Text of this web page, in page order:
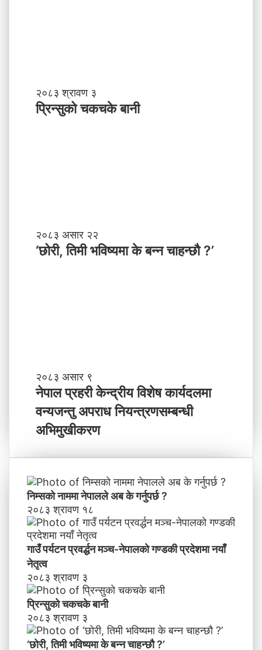
ने
पा
न
याँ
प्रि
न्सु
को
२०८३ श्रावण ३
प्रिन्सुको चकचके बानी
‘
छो
ब
न्न
ह
न्छौ
२०८३ असार २२
‘छोरी, तिमी भविष्यमा के बन्न चाहन्छौ ?’
ने
पा
प्र
ह
के
य
वि
शे
ष
का
र्य
द
ल
मा
व
न्य
ज
न्तु
अ
२०८३ असार ९
नेपाल प्रहरी केन्द्रीय विशेष कार्यदलमा
वन्यजन्तु अपराध नियन्त्रणसम्बन्धी
अभिमुखीकरण
निम्सकाे नाममा नेपालले अब के गर्नुपर्छ ?
२०८३ श्रावण १८
गाउँ पर्यटन प्रवर्द्धन मञ्च-नेपालकाे गण्डकी प्रदेशमा नयाँ
नेतृत्व
२०८३ श्रावण ३
प्रिन्सुको चकचके बानी
२०८३ श्रावण ३
‘छोरी, तिमी भविष्यमा के बन्न चाहन्छौ ?’